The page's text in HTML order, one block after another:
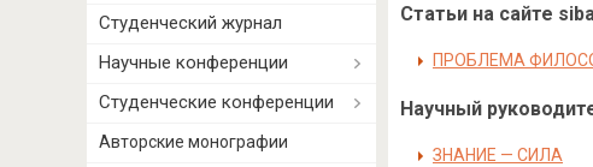
Статьи на сайте
ПРОБЛЕМА
Научный
ЗНАНИЕ — СИЛА
Студенческий журнал
Научные конференции
Студенческие конференции
Авторские монографии